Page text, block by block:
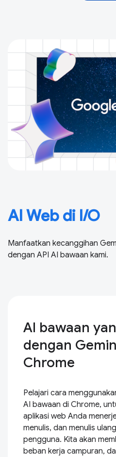
AI Web di I/O
Manfaatkan kecanggihan
dengan API AI bawaan kami.
AI bawaan
dengan
Chrome
Pelajari cara
AI bawaan di Chrome,
aplikasi web Anda
menulis, dan menulis
pengguna. Kita akan
beban kerja campuran,